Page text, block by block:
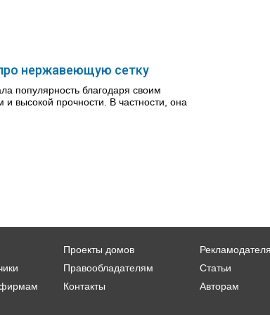
нержавеющую сетку
популярность благодаря своим
и высокой прочности. В частности, она
Проекты домов
Правообладателям
Статьи
Контакты
Авторам